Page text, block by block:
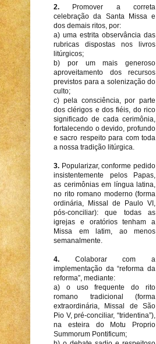
2.
Promover a correta
celebração da Santa Missa e
dos demais ritos, por:
a) uma estrita observância das
rubricas dispostas nos livros
litúrgicos;
b) por um mais generoso
aproveitamento dos recursos
previstos para a solenização do
culto;
c) pela consciência, por parte
dos clérigos e dos fiéis, do rico
significado de cada cerimônia,
fortalecendo o devido, profundo
e sacro respeito para com toda
a nossa tradição litúrgica.
3. Popularizar, conforme pedido
insistentemente pelos Papas,
as cerimônias em língua latina,
no rito romano moderno (forma
ordinária, Missal de Paulo VI,
pós-conciliar): que todas as
igrejas e oratórios tenham a
Missa em latim, ao menos
semanalmente.
4. Colaborar com a
implementação da “reforma da
reforma”, mediante:
a) o uso frequente do rito
romano tradicional (forma
extraordinária, Missal de São
Pio V, pré-conciliar, “tridentina”),
na esteira do Motu Proprio
Summorum Pontificum;